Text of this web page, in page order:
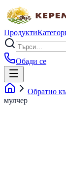
Продукти
Обади се
Обратно
мулчер